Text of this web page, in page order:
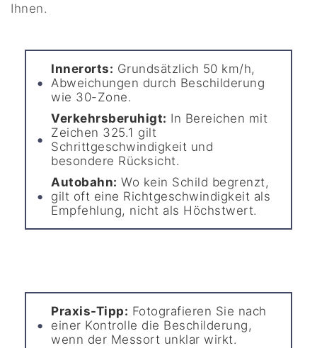
Ihnen.
Innerorts: Grundsätzlich 50 km/h,
Abweichungen durch Beschilderung
wie 30-Zone.
Verkehrsberuhigt: In Bereichen mit
Zeichen 325.1 gilt
Schrittgeschwindigkeit und
besondere Rücksicht.
Autobahn: Wo kein Schild begrenzt,
gilt oft eine Richtgeschwindigkeit als
Empfehlung, nicht als Höchstwert.
Praxis-Tipp: Fotografieren Sie nach
einer Kontrolle die Beschilderung,
wenn der Messort unklar wirkt.